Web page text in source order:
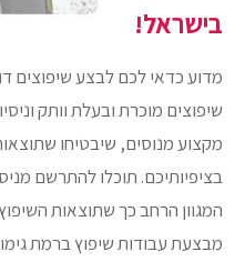
בישראל!
מדוע כדאי לכם לבצע שיפוצים
שיפוצים מוכרת ובעלת וותק
מקצוע מנוסים, שיבטיחו
בציפיותיכם. תוכלו להתרשם
המגוון הרחב כך שתוצאות
מבצעת עבודות שיפוץ ברמת